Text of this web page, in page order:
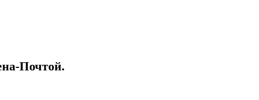
Почтой.